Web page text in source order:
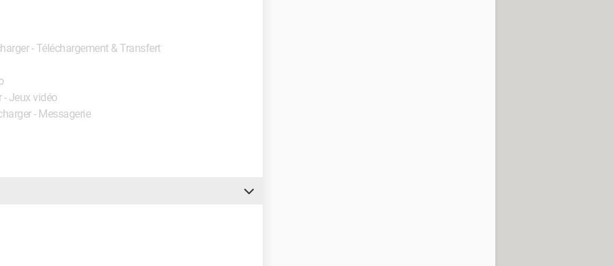
enceintes mais le problème c'est que c'est hors
- Téléchargement & Transfert
- Jeux vidéo
- Messagerie